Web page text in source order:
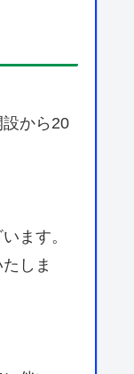
から20
ます。
しま